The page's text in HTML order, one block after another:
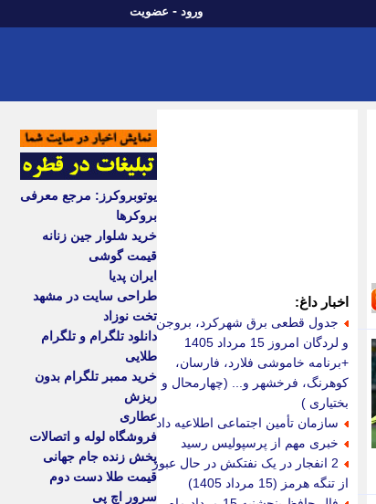
ورود - عضویت
اخبار داغ:
جدول قطعی برق شهرکرد، بروجن
و لردگان امروز 15 مرداد 1405
+برنامه خاموشی فلارد، فارسان،
کوهرنگ، فرخشهر و... (چهارمحال و
بختیاری )
سازمان تأمین اجتماعی اطلاعیه داد
خبری مهم از پرسپولیس رسید
2 انفجار در یک نفتکش در حال عبور
از تنگه هرمز (15 مرداد 1405)
یوتوبروکرز: مرجع معرفی
بروکرها
خرید شلوار جین زنانه
قیمت گوشی
ایران پدیا
طراحی سایت در مشهد
تخت نوزاد
دانلود تلگرام و تلگرام
طلایی
خرید ممبر تلگرام بدون
ریزش
عطاری
فروشگاه لوله و اتصالات
پخش زنده جام جهانی
قیمت طلا دست دوم
سرور اچ پی